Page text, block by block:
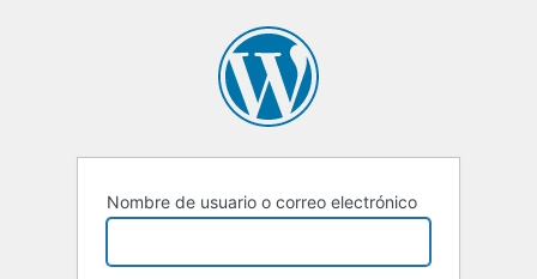
Nombre de usuario o correo electrónico